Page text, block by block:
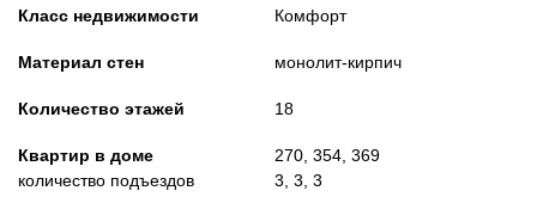
Класс недвижимости
Материал стен
Количество этажей
Квартир в доме
количество подъездов
Комфорт
монолит-кирпич
18
270, 354, 369
3, 3, 3